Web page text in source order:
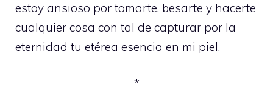
estoy ansioso por tomarte, besarte y hacerte
cualquier cosa con tal de capturar por la
eternidad tu etérea esencia en mi piel.
*